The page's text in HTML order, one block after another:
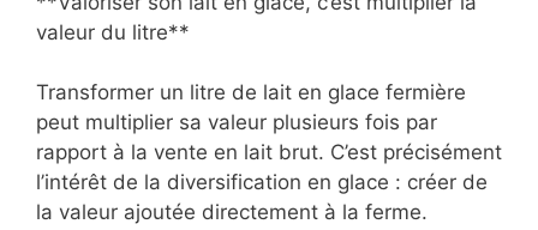
valeur du litre**
Transformer un litre de lait en glace fermière
peut multiplier sa valeur plusieurs fois par
rapport à la vente en lait brut. C’est précisément
l’intérêt de la diversification en glace : créer de
la valeur ajoutée directement à la ferme.